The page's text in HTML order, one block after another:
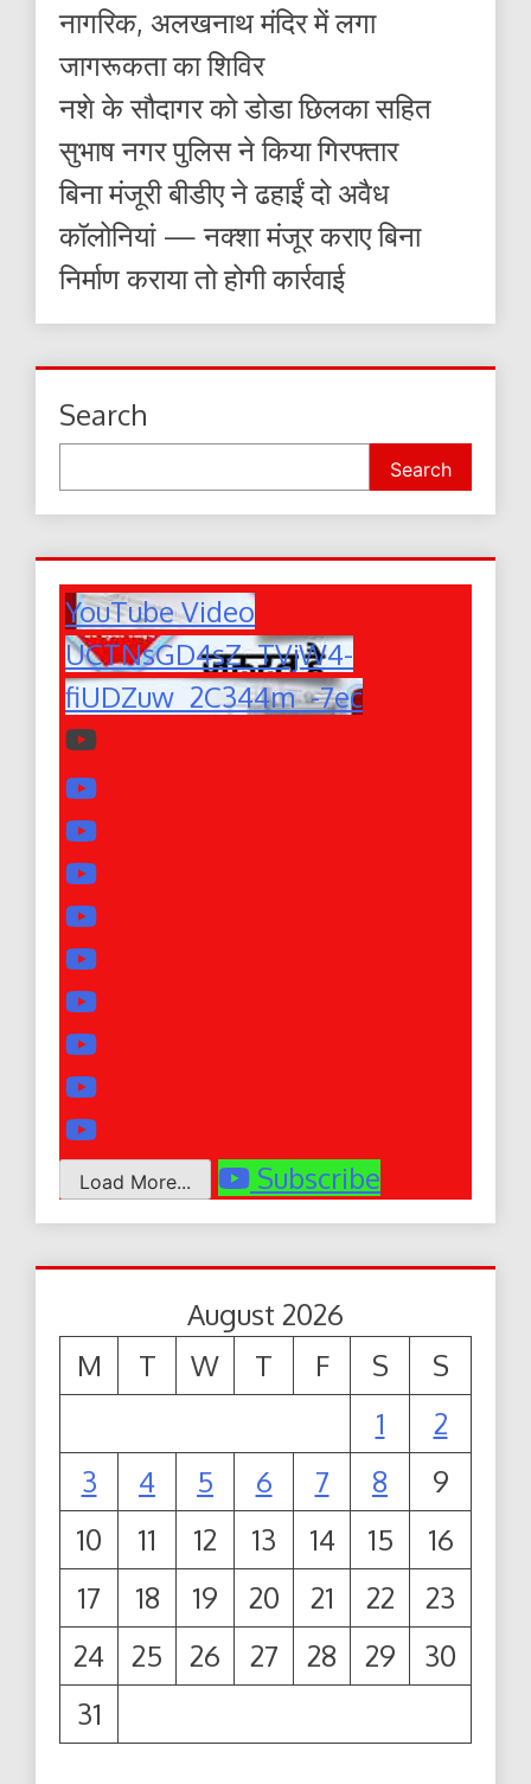
नागरिक, अलखनाथ मंदिर में लगा
जागरूकता का शिविर
नशे के सौदागर को डोडा छिलका सहित
सुभाष नगर पुलिस ने किया गिरफ्तार
बिना मंजूरी बीडीए ने ढहाईं दो अवैध
कॉलोनियां — नक्शा मंजूर कराए बिना
निर्माण कराया तो होगी कार्रवाई
Search
Search
YouTube Video
UCTNsGD4sZ_TVjW4-
fiUDZuw_2C344m_-7ec
Load More... Subscribe
August 2026
M
T W T F S
S
1
2
3
4 5 6 7 8
9
10
11 12 13 14 15
16
17
18 19 20 21 22
23
24
25 26 27 28 29
30
31